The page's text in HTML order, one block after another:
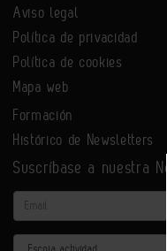
Aviso legal
Política de privacidad
Política de cookies
Mapa web
Formación
Histórico de Newsletters
Suscríbase a nuestra
Email
Actividad